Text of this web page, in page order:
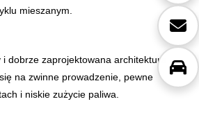
mieszanym.
i dobrze zaprojektowana architektura
na zwinne prowadzenie, pewne
i niskie zużycie paliwa.